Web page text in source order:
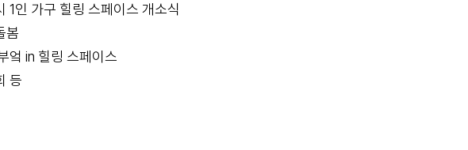
1인 가구 힐링 스페이스 개소식
봄
엌 in 힐링 스페이스
등